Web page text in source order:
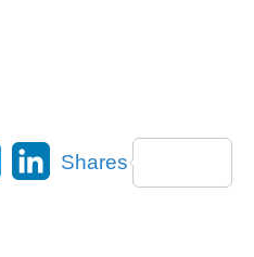
Twitter LinkedIn
Shares